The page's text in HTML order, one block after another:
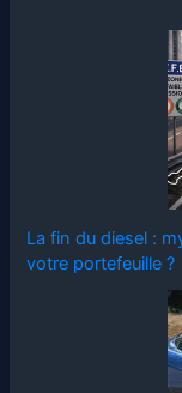
La fin du diesel :
votre portefeuille ?